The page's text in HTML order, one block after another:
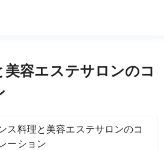
容エステサロンのコ
ス料理と美容エステサロンのコ
ーション